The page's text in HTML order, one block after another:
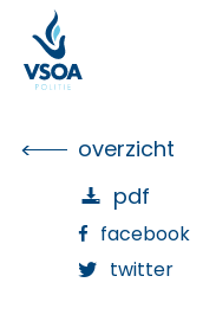
the
content
overzicht
pdf
facebook
twitter